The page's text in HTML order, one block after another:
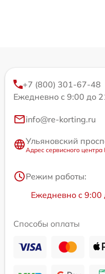
+7 (800) 301-67-48
Ежедневно с 9:00 до
info@re-korting.ru
Ульяновский
Адрес сервисного центра
Режим работы:
Ежедневно с 9:00
Способы оплаты